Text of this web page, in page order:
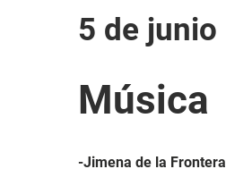
5 de junio
Música
-Jimena de la Frontera